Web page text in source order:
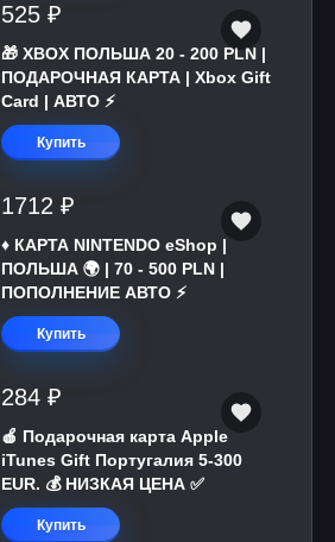
525 ₽
🎁 XBOX ПОЛЬША 20 - 200 PLN |
ПОДАРОЧНАЯ КАРТА | Xbox Gift
Card | АВТО ⚡
Купить
1712 ₽
♦️ КАРТА NINTENDO eShop |
ПОЛЬША 🌍 | 70 - 500 PLN |
ПОПОЛНЕНИЕ АВТО ⚡
Купить
284 ₽
🍎 Подарочная карта Apple
iTunes Gift Португалия 5-300
EUR. 💰 НИЗКАЯ ЦЕНА ✅
Купить